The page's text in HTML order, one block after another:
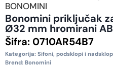
BONOMINI
Bonomini priključak
Ø32 mm hromirani
Šifra: 0710AR54B7
Kategorija: Sifoni, podsklopi i
Brend: Bonomini